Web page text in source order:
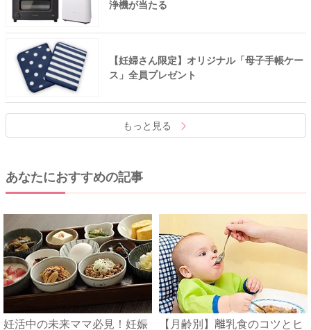
浄機が当たる
【妊婦さん限定】オリジナル「母子手帳ケー
ス」全員プレゼント
もっと見る
あなたにおすすめの記事
妊活中の未来ママ必見！妊娠
【月齢別】離乳食のコツとヒ